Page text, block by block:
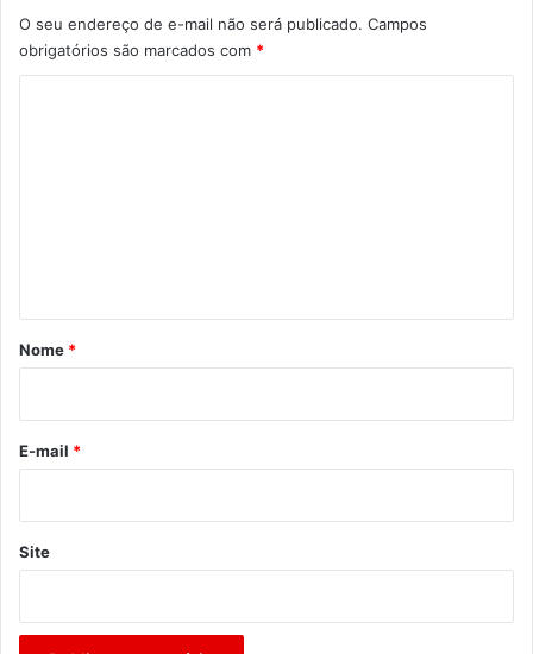
O seu endereço de e-mail não será publicado. Campos
obrigatórios são marcados com *
r
*
Nome *
E-mail *
Site